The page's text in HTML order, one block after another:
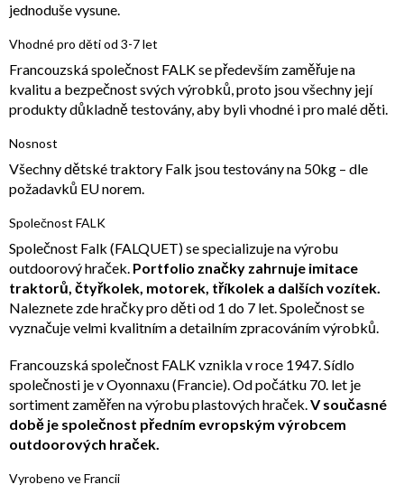
jednoduše vysune.
Vhodné pro děti od 3-7 let
Francouzská společnost FALK se především zaměřuje na
kvalitu a bezpečnost svých výrobků, proto jsou všechny její
produkty důkladně testovány, aby byli vhodné i pro malé děti.
Nosnost
Všechny dětské traktory Falk jsou testovány na 50kg – dle
požadavků EU norem.
Společnost FALK
Společnost Falk (FALQUET) se specializuje na výrobu
outdoorový hraček. Portfolio značky zahrnuje imitace
traktorů, čtyřkolek, motorek, tříkolek a dalších vozítek.
Naleznete zde hračky pro děti od 1 do 7 let. Společnost se
vyznačuje velmi kvalitním a detailním zpracováním výrobků.
Francouzská společnost FALK vznikla v roce 1947. Sídlo
společnosti je v Oyonnaxu (Francie). Od počátku 70. let je
sortiment zaměřen na výrobu plastových hraček.V současné
době je společnost předním evropským výrobcem
outdoorových hraček.
Vyrobeno ve Francii